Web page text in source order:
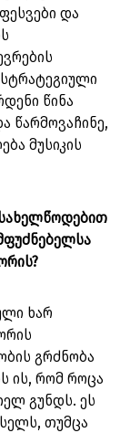
და
წინა
წარმოვაჩინე,
მუსიკის
ხარ
გრძნობა
ის, რომ როცა
გუნდს. ეს
თუმცა